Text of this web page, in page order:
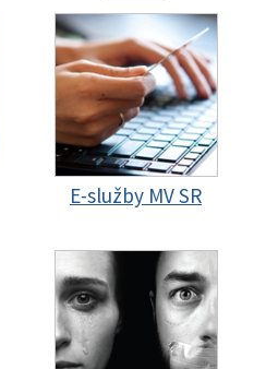
E-služby MV SR